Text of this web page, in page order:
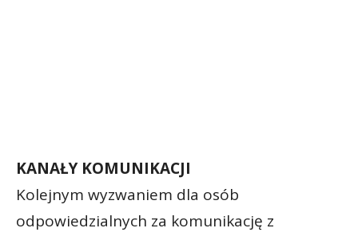
KANAŁY KOMUNIKACJI
Kolejnym wyzwaniem dla osób
odpowiedzialnych za komunikację z